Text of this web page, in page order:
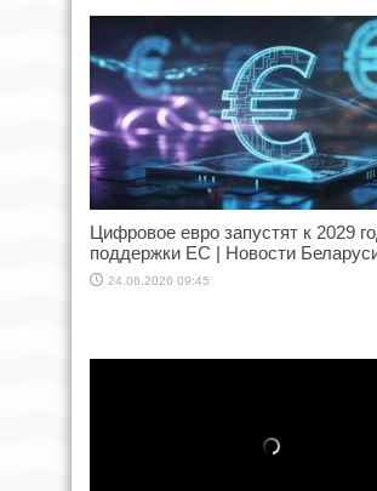
Цифровое евро запустят к 2029
поддержки ЕС | Новости
24.06.2026 09:45